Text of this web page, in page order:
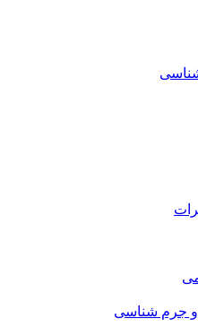
جرم شناسی